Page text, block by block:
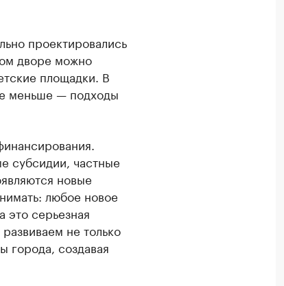
проектировались
дворе можно
площадки. В
меньше — подходы
субсидии, частные
новые
любое новое
это серьезная
не только
города, создавая